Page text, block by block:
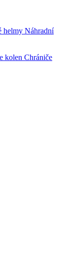
helmy Náhradní
kolen Chrániče